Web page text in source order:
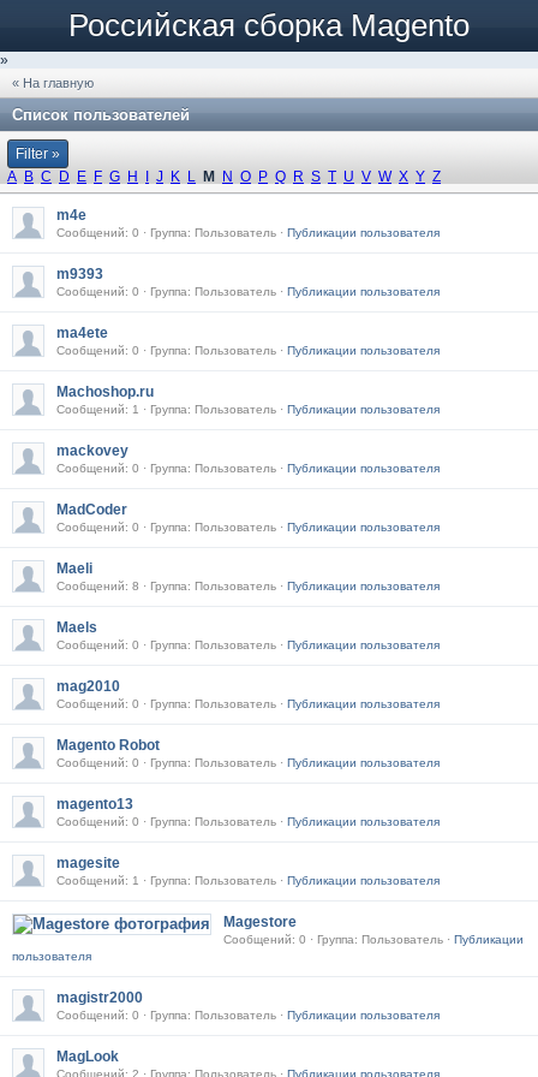
Российская сборка Magento
»
« На главную
Список пользователей
Filter »
A B C D E F G H J K L M N O P Q R S T U V W X Y Z
m4e
Сообщений: 0 · Группа: Пользователь · Публикации пользователя
m9393
Сообщений: 0 · Группа: Пользователь · Публикации пользователя
ma4ete
Сообщений: 0 · Группа: Пользователь · Публикации пользователя
Machoshop.ru
Сообщений: 1 · Группа: Пользователь · Публикации пользователя
mackovey
Сообщений: 0 · Группа: Пользователь · Публикации пользователя
MadCoder
Сообщений: 0 · Группа: Пользователь · Публикации пользователя
Maeli
Сообщений: 8 · Группа: Пользователь · Публикации пользователя
Maels
Сообщений: 0 · Группа: Пользователь · Публикации пользователя
mag2010
Сообщений: 0 · Группа: Пользователь · Публикации пользователя
Magento Robot
Сообщений: 0 · Группа: Пользователь · Публикации пользователя
magento13
Сообщений: 0 · Группа: Пользователь · Публикации пользователя
magesite
Сообщений: 1 · Группа: Пользователь · Публикации пользователя
Magestore
Сообщений: 0 · Группа: Пользователь · Публикации
пользователя
magistr2000
Сообщений: 0 · Группа: Пользователь · Публикации пользователя
MagLook
Сообщений: 2 · Группа: Пользователь · Публикации пользователя